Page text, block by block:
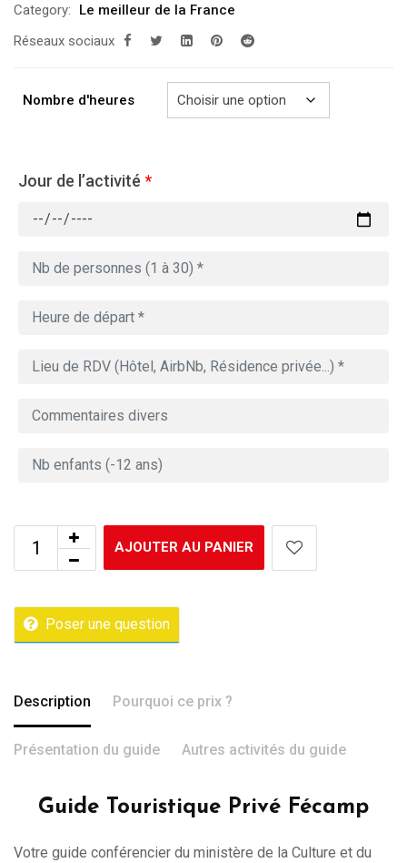
prix :
289.00€
729.00€
Category:
Le meilleur de la France
Réseaux sociaux
Nombre d'heures
Jour de l’activité *
AJOUTER AU PANIER
Poser une question
Description Pourquoi ce prix ?
Présentation du guide Autres activités du guide
Guide Touristique Privé Fécamp
Votre guide conférencier du ministère de la Culture et du